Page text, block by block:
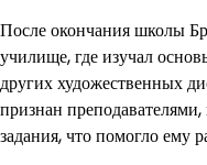
После окончания школы
училище, где изучал
других художественных
признан
задания, что помогло ему